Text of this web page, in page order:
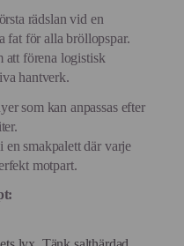
rädslan vid en
fat för alla bröllopspar.
att förena logistisk
hantverk.
som kan anpassas efter
en smakpalett där varje
motpart.